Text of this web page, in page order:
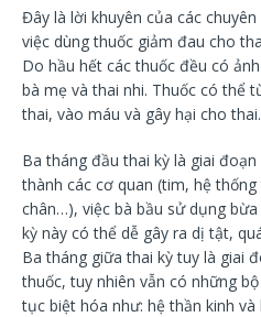
Đây là lời khuyên của các
việc dùng thuốc giảm đau cho
Do hầu hết các thuốc đều có
bà mẹ và thai nhi. Thuốc có thể
thai, vào máu và gây hại cho thai.
Ba tháng đầu thai kỳ là giai
thành các cơ quan (tim, hệ
chân…), việc bà bầu sử dụng
kỳ này có thể dễ gây ra dị tật,
Ba tháng giữa thai kỳ tuy là giai
thuốc, tuy nhiên vẫn có những
tục biệt hóa như: hệ thần kinh